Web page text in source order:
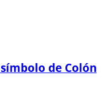
de Colón